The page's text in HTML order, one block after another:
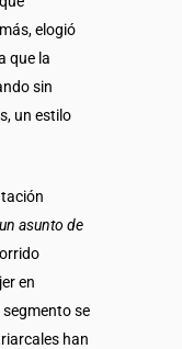
elogió
que la
sin
un estilo
asunto de
en
se
han